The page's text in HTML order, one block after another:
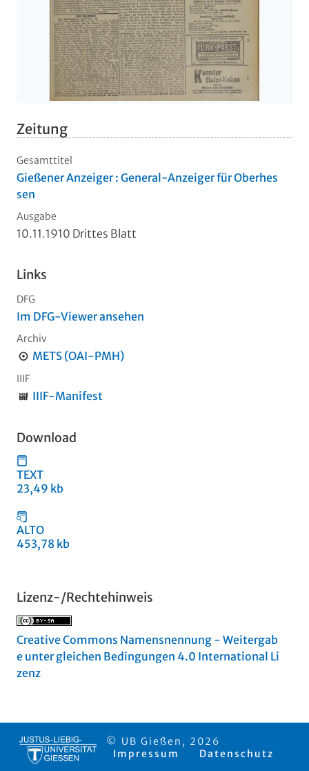
Zeitung
Gesamttitel
Gießener Anzeiger : General-Anzeiger für Oberhes
sen
Ausgabe
10.11.1910 Drittes Blatt
Links
DFG
Im DFG-Viewer ansehen
Archiv
METS (OAI-PMH)
IIIF
IIIF-Manifest
Download
TEXT
23,49 kb
ALTO
453,78 kb
Lizenz-/Rechtehinweis
Creative Commons Namensnennung - Weitergab
e unter gleichen Bedingungen 4.0 International Li
zenz
© UB Gießen, 2026
Impressum
Datenschutz